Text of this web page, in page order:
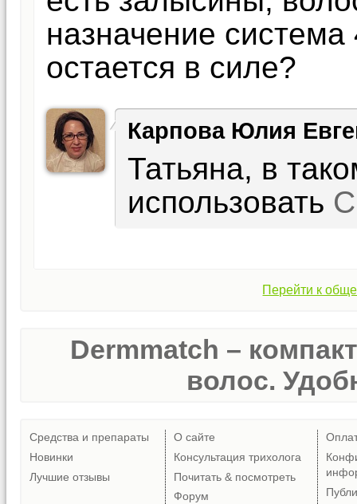
назначение
остается в силе?
Карпова Юлия
Татьяна, в
использовать
Перейти к
Dermmatch –
волос.
Средства и препараты
Новинки
Лучшие отзывы
О сайте
Консультация трихолога
Почитать & посмотреть
Форум